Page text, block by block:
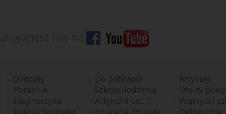
Oddziały
Poradnie
Diagnostyka
Do pobrania
Szkoła Rodzenia
Artykuł 6 ust. 1
Artykuły
Oferty
Praktyki i